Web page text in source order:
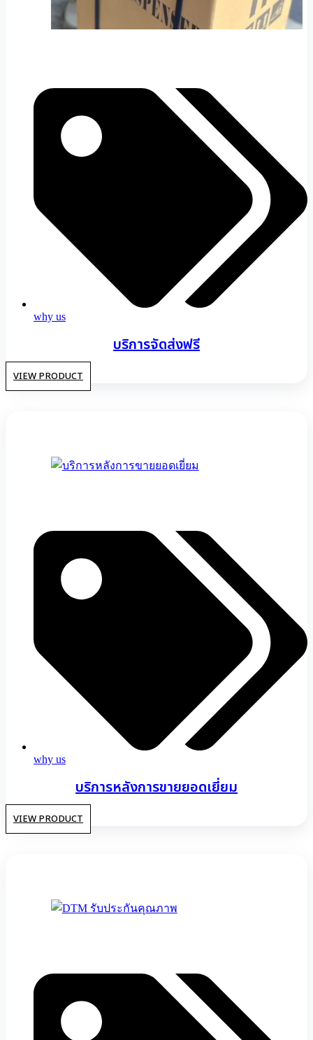
why us
บริการจัดส่งฟรี
VIEW PRODUCT
why us
บริการหลังการขายยอดเยี่ยม
VIEW PRODUCT